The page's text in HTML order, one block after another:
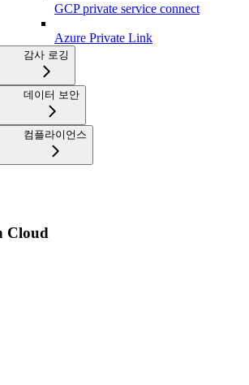
GCP private service connect
Azure Private Link
감사 로깅
데이터 보안
컴플라이언스
Cloud